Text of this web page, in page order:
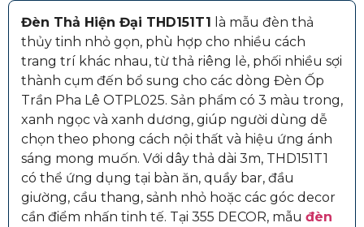
Đèn Thả Hiện Đại THD151T1 là mẫu đèn thả
thủy tinh nhỏ gọn, phù hợp cho nhiều cách
trang trí khác nhau, từ thả riêng lẻ, phối nhiều sợi
thành cụm đến bổ sung cho các dòng Đèn Ốp
Trần Pha Lê OTPL025. Sản phẩm có 3 màu trong,
xanh ngọc và xanh dương, giúp người dùng dễ
chọn theo phong cách nội thất và hiệu ứng ánh
sáng mong muốn. Với dây thả dài 3m, THD151T1
có thể ứng dụng tại bàn ăn, quầy bar, đầu
giường, cầu thang, sảnh nhỏ hoặc các góc decor
cần điểm nhấn tinh tế. Tại 355 DECOR, mẫu đèn